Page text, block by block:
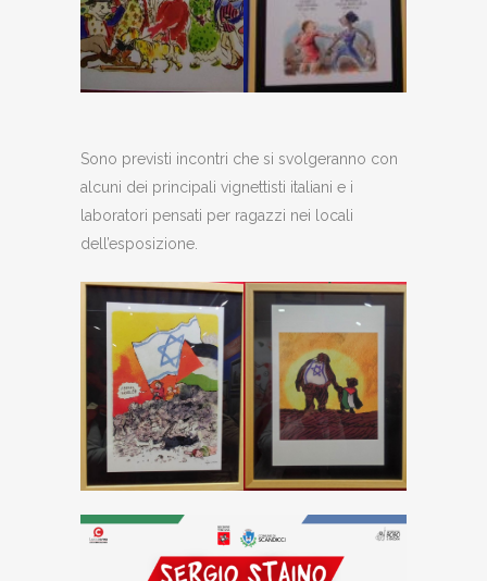
Sono previsti incontri che si svolgeranno con
alcuni dei principali vignettisti italiani e i
laboratori pensati per ragazzi nei locali
dell’esposizione.